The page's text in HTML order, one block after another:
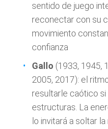
sentido de juego
reconectar con su
movimiento
confianza
Gallo (1933, 1945,
2005, 2017): el
resultarle caótico
estructuras. La
lo invitará a soltar